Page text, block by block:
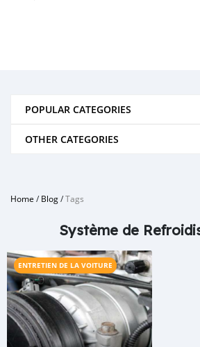
POPULAR CATEGORIES
OTHER CATEGORIES
Home /Blog/Tags
Système de
ENTRETIEN DE LA VOITURE